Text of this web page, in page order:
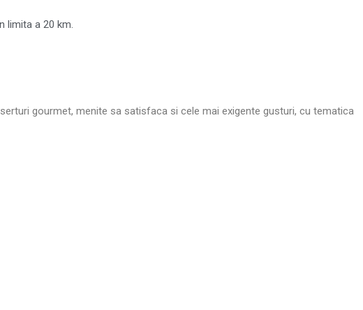
limita a 20 km.
gourmet, menite sa satisfaca si cele mai exigente gusturi, cu tematica